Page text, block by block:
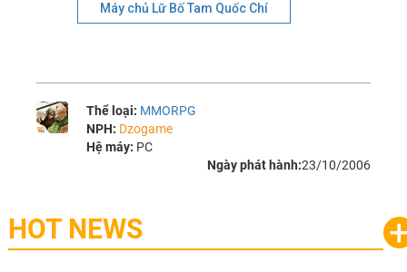
Máy chủ Lữ Bố Tam Quốc Chí
Thể loại: MMORPG
NPH: Dzogame
Hệ máy: PC
Ngày phát hành:23/10/2006
HOT NEWS